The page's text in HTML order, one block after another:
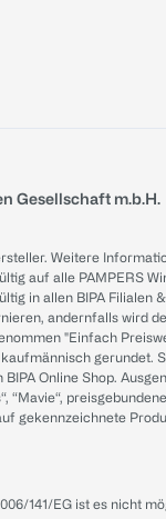
Gesellschaft m.b.H.
Weitere
auf alle PAMPERS
in allen BIPA Filialen
andernfalls wird
"Einfach
gerundet.
BIPA Online Shop.
“Mavie“,
gekennzeichnete
141/EG ist es nicht